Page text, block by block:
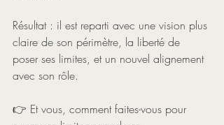
Résultat : il est reparti avec une vision plus
claire de son périmètre, la liberté de
poser ses limites, et un nouvel alignement
avec son rôle.
👉 Et vous, comment faites-vous pour